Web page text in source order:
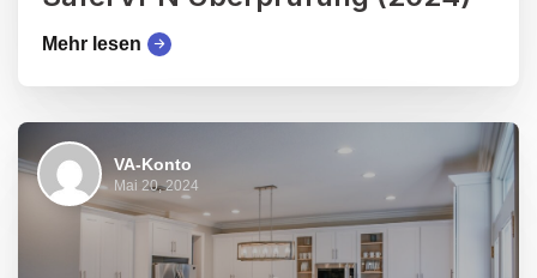
Mehr lesen
VA-Konto
Mai 20, 2024